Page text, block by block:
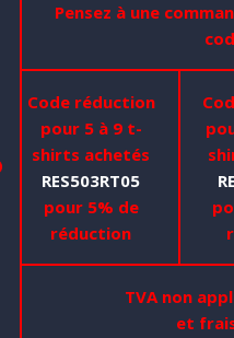
Pensez à une
Code réduction
pour 5 à 9 t-
shirts achetés
RES503RT05
pour 5% de
réduction
TVA non
et